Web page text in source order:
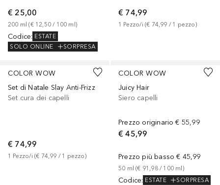
€ 25,00
200 ml (€ 12,50 / 100 ml)
Codice: ESTATE
SOLO ONLINE
SORPRESA
€ 74,99
1 Pezzo/i (€ 74,99 / 1 pezzo)
COLOR WOW
Set di Natale Slay Anti-Frizz
Set cura dei capelli
€ 74,99
1 Pezzo/i (€ 74,99 / 1 pezzo)
COLOR WOW
Juicy Hair
Siero capelli
Prezzo originario € 55,99
€ 45,99
Prezzo più basso € 45,99
50 ml (€ 91,98 / 100 ml)
Codice: ESTATE SORPRESA